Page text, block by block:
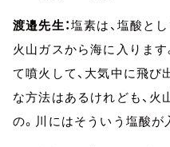
渡邉先生：塩素は、塩酸と
火山ガスから海に入りま
て噴火して、大気中に飛
な方法はあるけれども、
の。川にはそういう塩酸が